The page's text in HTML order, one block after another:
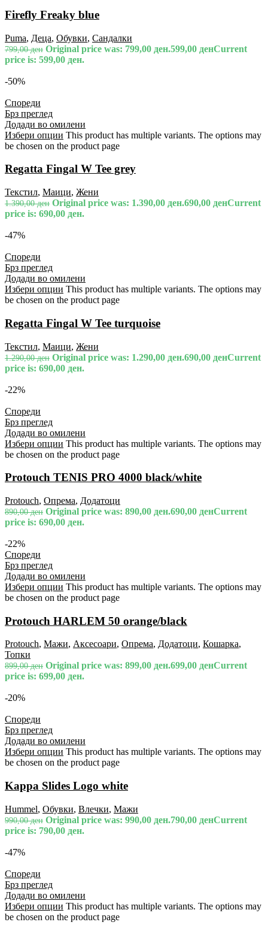
Firefly Freaky blue
Puma, Деца, Обувки, Сандалки
799,00ден Original price was: 799,00 ден.599,00 денCurrent
price is: 599,00 ден.
-50%
Спореди
Брз преглед
Додади во омилени
Избери опции This product has multiple variants. The options may
be chosen on the product page
Regatta Fingal W Tee grey
Текстил, Маици, Жени
1.390,00ден Original price was: 1.390,00 ден.690,00 денCurrent
price is: 690,00 ден.
-47%
Спореди
Брз преглед
Додади во омилени
Избери опции This product has multiple variants. The options may
be chosen on the product page
Regatta Fingal W Tee turquoise
Текстил, Маици, Жени
1.290,00ден Original price was: 1.290,00 ден.690,00 денCurrent
price is: 690,00 ден.
-22%
Спореди
Брз преглед
Додади во омилени
Избери опции This product has multiple variants. The options may
be chosen on the product page
Protouch TENIS PRO 4000 black/white
Protouch, Опрема, Додатоци
890,00ден Original price was: 890,00 ден.690,00 денCurrent
price is: 690,00 ден.
-22%
Спореди
Брз преглед
Додади во омилени
Избери опции This product has multiple variants. The options may
be chosen on the product page
Protouch HARLEM 50 orange/black
Protouch, Мажи, Аксесоари, Опрема, Додатоци, Кошарка,
Топки
899,00ден Original price was: 899,00 ден.699,00 денCurrent
price is: 699,00 ден.
-20%
Спореди
Брз преглед
Додади во омилени
Избери опции This product has multiple variants. The options may
be chosen on the product page
Kappa Slides Logo white
Hummel, Обувки, Влечки, Мажи
990,00ден Original price was: 990,00 ден.790,00 денCurrent
price is: 790,00 ден.
-47%
Спореди
Брз преглед
Додади во омилени
Избери опции This product has multiple variants. The options may
be chosen on the product page